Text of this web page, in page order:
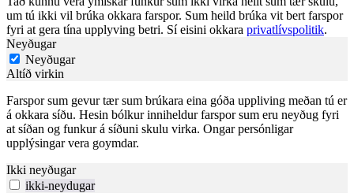
um tú ikki vil brúka okkara farspor. Sum heild brúka vit bert farspor
fyri at gera tína upplyving betri. Sí eisini okkara privatlívspolitik.
Neyðugar
Neyðugar
Altíð virkin
Farspor sum gevur tær sum brúkara eina góða uppliving meðan tú er
á okkara síðu. Hesin bólkur inniheldur farspor sum eru neyðug fyri
at síðan og funkur á síðuni skulu virka. Ongar persónligar
upplýsingar vera goymdar.
Ikki neyðugar
ikki-neydugar